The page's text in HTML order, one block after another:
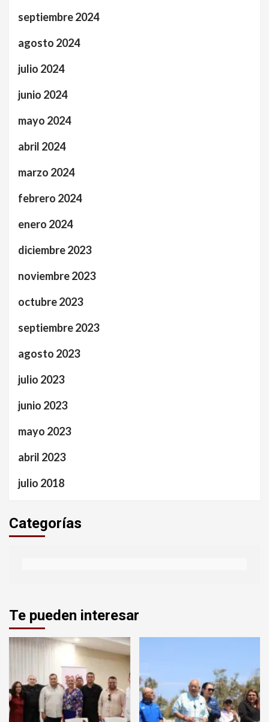
septiembre 2024
agosto 2024
julio 2024
junio 2024
mayo 2024
abril 2024
marzo 2024
febrero 2024
enero 2024
diciembre 2023
noviembre 2023
octubre 2023
septiembre 2023
agosto 2023
julio 2023
junio 2023
mayo 2023
abril 2023
julio 2018
Categorías
Te pueden interesar